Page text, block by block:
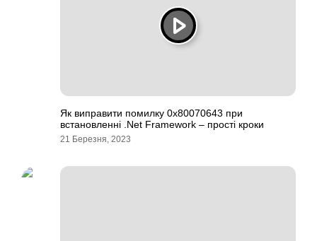
Як виправити помилку 0x80070643 при
встановленні .Net Framework – прості кроки
21 Березня, 2023